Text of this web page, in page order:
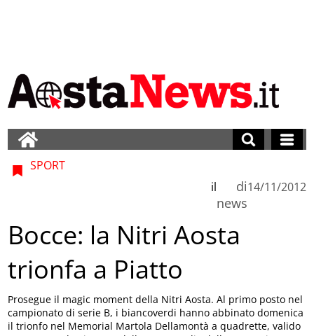
SPORT
di
news
il 14/11/2012
Bocce: la Nitri Aosta
trionfa a Piatto
Prosegue il magic moment della Nitri Aosta. Al primo posto nel
campionato di serie B, i biancoverdi hanno abbinato domenica
il trionfo nel Memorial Martola Dellamontà a quadrette, valido